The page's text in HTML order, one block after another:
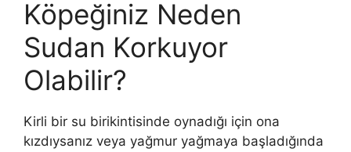
Köpeğiniz Neden
Sudan Korkuyor
Olabilir?
Kirli bir su birikintisinde oynadığı için ona
kızdıysanız veya yağmur yağmaya başladığında